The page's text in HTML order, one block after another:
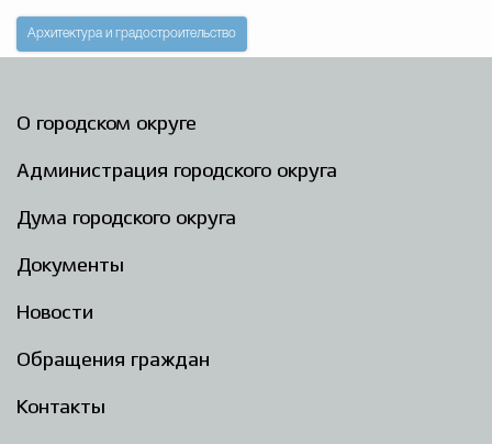
Архитектура и градостроительство
О городском округе
Администрация городского округа
Дума городского округа
Документы
Новости
Обращения граждан
Контакты